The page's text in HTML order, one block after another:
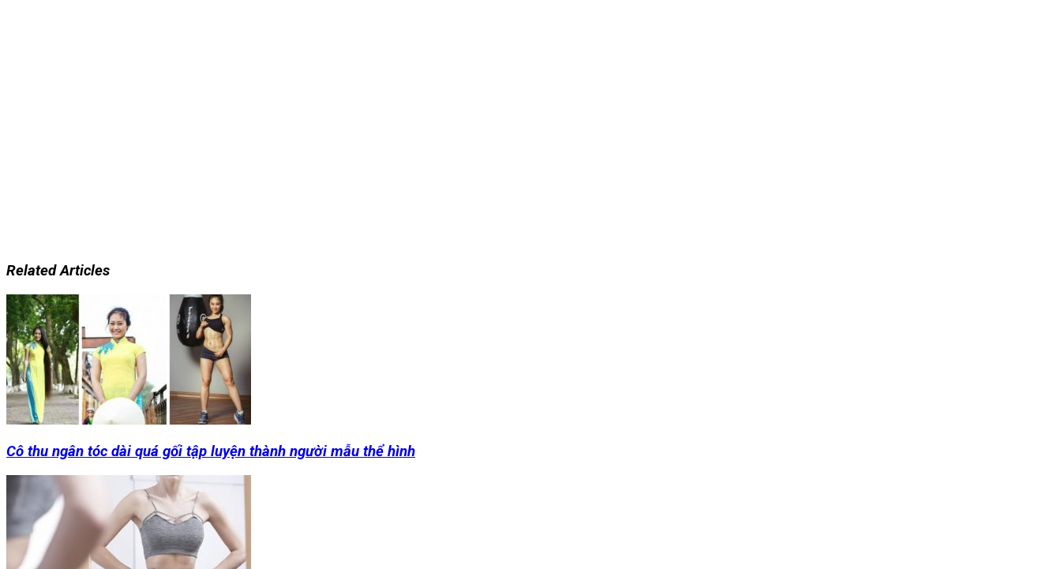
Related Articles
Cô thu ngân tóc dài quá gối tập luyện thành người mẫu thể hình